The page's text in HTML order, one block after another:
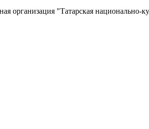
организация "Татарская национально-